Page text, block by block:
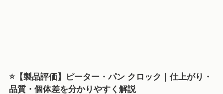
⭐【製品評価】ピーター・パン クロック｜仕上がり・
品質・個体差を分かりやすく解説